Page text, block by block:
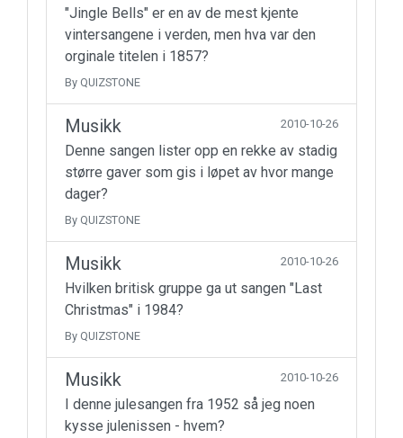
"Jingle Bells" er en av de mest kjente
vintersangene i verden, men hva var den
orginale titelen i 1857?
By QUIZSTONE
Musikk 2010-10-26
Denne sangen lister opp en rekke av stadig
større gaver som gis i løpet av hvor mange
dager?
By QUIZSTONE
Musikk 2010-10-26
Hvilken britisk gruppe ga ut sangen "Last
Christmas" i 1984?
By QUIZSTONE
Musikk 2010-10-26
I denne julesangen fra 1952 så jeg noen
kysse julenissen - hvem?